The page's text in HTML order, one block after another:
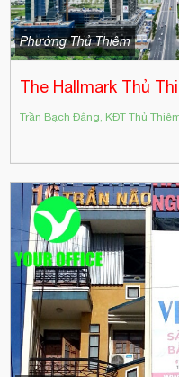
Phường Thủ Thiêm
The Hallmark Thủ
Trần Bạch Đằng, KĐT Thủ